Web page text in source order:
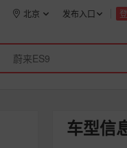
发布入口
北京
车型信